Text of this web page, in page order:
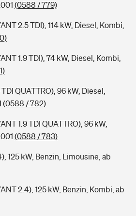
(0588 / 779)
2.5 TDI), 114 kW, Diesel, Kombi,
1.9 TDI), 74 kW, Diesel, Kombi,
QUATTRO), 96 kW, Diesel,
(0588 / 782)
1.9 TDI QUATTRO), 96 kW,
(0588 / 783)
125 kW, Benzin, Limousine, ab
2.4), 125 kW, Benzin, Kombi, ab